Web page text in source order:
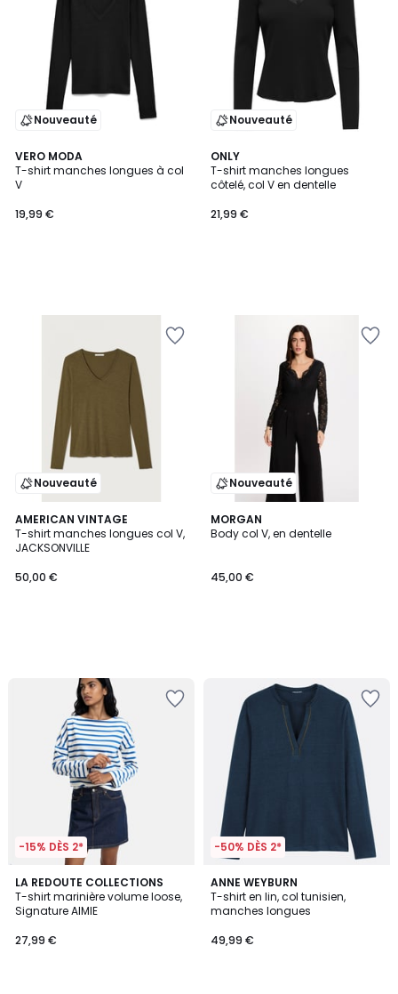
Nouveauté
VERO MODA
T-shirt manches longues à col
V
19,99 €
Nouveauté
ONLY
T-shirt manches longues
côtelé, col V en dentelle
21,99 €
Nouveauté
AMERICAN VINTAGE
T-shirt manches longues col V,
JACKSONVILLE
50,00 €
Nouveauté
MORGAN
Body col V, en dentelle
45,00 €
-15% DÈS 2*
LA REDOUTE COLLECTIONS
T-shirt marinière volume loose,
Signature AIMIE
27,99 €
4,6
/ 5
2
Couleurs
-50% DÈS 2*
ANNE WEYBURN
T-shirt en lin, col tunisien,
manches longues
49,99 €
4,5
/ 5
2
Couleurs